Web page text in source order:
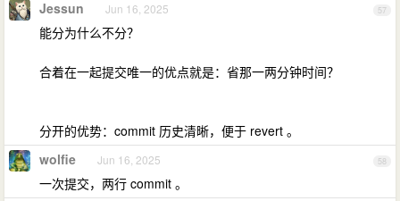
57
Jessun Jun 16, 2025
能分为什么不分？
合着在一起提交唯一的优点就是：省那一两分钟时间？
分开的优势：commit 历史清晰，便于 revert 。
58
wolfie Jun 16, 2025
一次提交，两行 commit 。